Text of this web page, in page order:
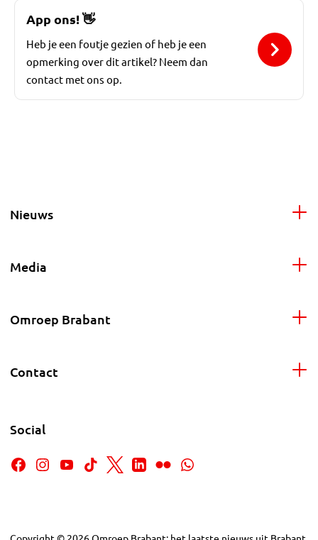
App ons!👋
Heb je een foutje gezien of heb je een
opmerking over dit artikel? Neem dan
contact met ons op.
Nieuws
Media
Omroep Brabant
Contact
Social